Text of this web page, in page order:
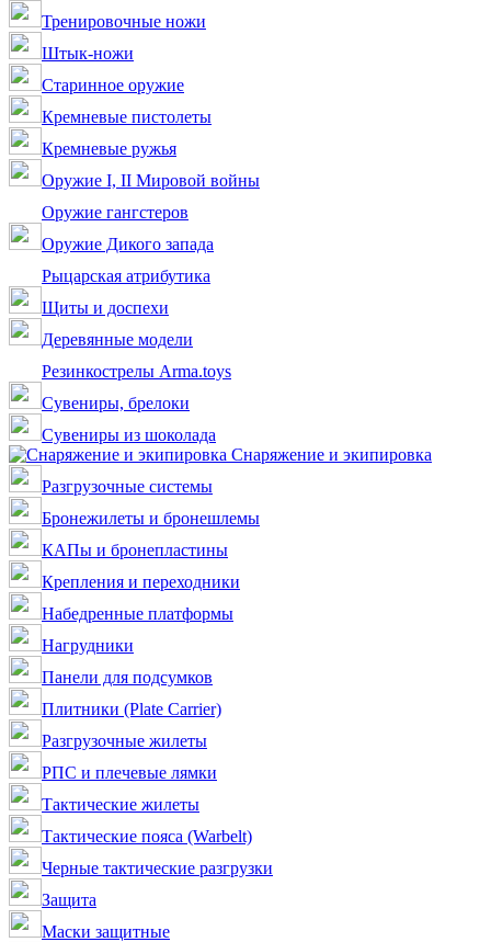
Тренировочные ножи
Штык-ножи
Старинное оружие
Кремневые пистолеты
Кремневые ружья
Оружие I, II Мировой войны
Оружие гангстеров
Оружие Дикого запада
Рыцарская атрибутика
Щиты и доспехи
Деревянные модели
Резинкострелы Arma.toys
Сувениры, брелоки
Сувениры из шоколада
Снаряжение и экипировка
Разгрузочные системы
Бронежилеты и бронешлемы
КАПы и бронепластины
Крепления и переходники
Набедренные платформы
Нагрудники
Панели для подсумков
Плитники (Plate Carrier)
Разгрузочные жилеты
РПС и плечевые лямки
Тактические жилеты
Тактические пояса (Warbelt)
Черные тактические разгрузки
Защита
Маски защитные